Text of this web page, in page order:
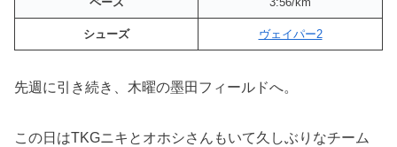
シューズ ヴェイパー2
先週に引き続き、木曜の墨田フィールドへ。
この日はTKGニキとオホシさんもいて久しぶりなチーム